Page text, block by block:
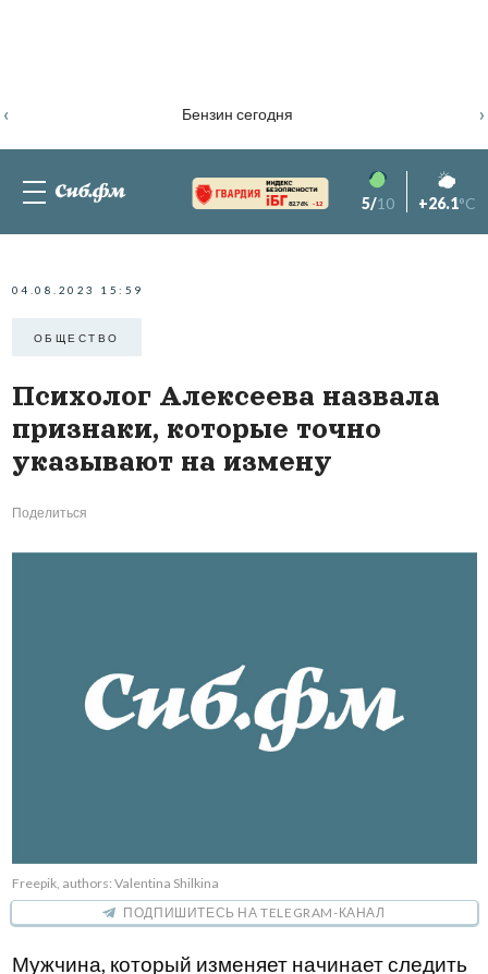
Бензин сегодня
‹ ›
82.76% -1.2 5/10 +26.1°C
04.08.2023 15:59
ОБЩЕСТВО
Психолог Алексеева назвала
признаки, которые точно
указывают на измену
Поделиться
Freepik, authors: Valentina Shilkina
ПОДПИШИТЕСЬ НА TELEGRAM-КАНАЛ
Мужчина, который изменяет начинает следить